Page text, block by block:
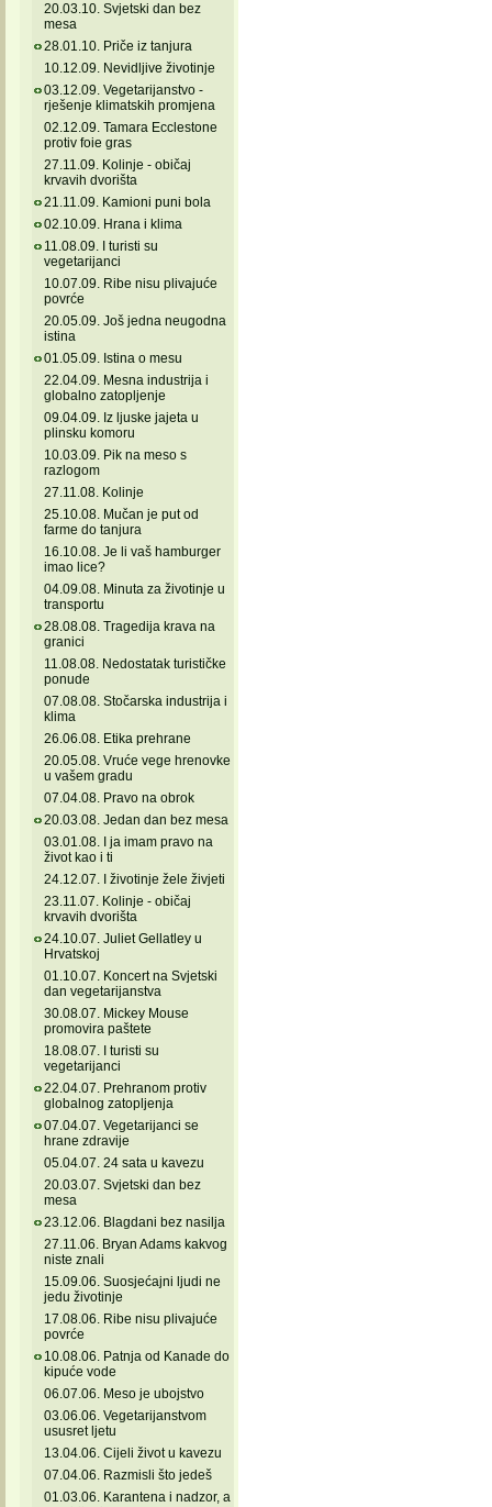
20.03.10. Svjetski dan bez
mesa
28.01.10. Priče iz tanjura
10.12.09. Nevidljive životinje
03.12.09. Vegetarijanstvo -
rješenje klimatskih promjena
02.12.09. Tamara Ecclestone
protiv foie gras
27.11.09. Kolinje - običaj
krvavih dvorišta
21.11.09. Kamioni puni bola
02.10.09. Hrana i klima
11.08.09. I turisti su
vegetarijanci
10.07.09. Ribe nisu plivajuće
povrće
20.05.09. Još jedna neugodna
istina
01.05.09. Istina o mesu
22.04.09. Mesna industrija i
globalno zatopljenje
09.04.09. Iz ljuske jajeta u
plinsku komoru
10.03.09. Pik na meso s
razlogom
27.11.08. Kolinje
25.10.08. Mučan je put od
farme do tanjura
16.10.08. Je li vaš hamburger
imao lice?
04.09.08. Minuta za životinje u
transportu
28.08.08. Tragedija krava na
granici
11.08.08. Nedostatak turističke
ponude
07.08.08. Stočarska industrija i
klima
26.06.08. Etika prehrane
20.05.08. Vruće vege hrenovke
u vašem gradu
07.04.08. Pravo na obrok
20.03.08. Jedan dan bez mesa
03.01.08. I ja imam pravo na
život kao i ti
24.12.07. I životinje žele živjeti
23.11.07. Kolinje - običaj
krvavih dvorišta
24.10.07. Juliet Gellatley u
Hrvatskoj
01.10.07. Koncert na Svjetski
dan vegetarijanstva
30.08.07. Mickey Mouse
promovira paštete
18.08.07. I turisti su
vegetarijanci
22.04.07. Prehranom protiv
globalnog zatopljenja
07.04.07. Vegetarijanci se
hrane zdravije
05.04.07. 24 sata u kavezu
20.03.07. Svjetski dan bez
mesa
23.12.06. Blagdani bez nasilja
27.11.06. Bryan Adams kakvog
niste znali
15.09.06. Suosjećajni ljudi ne
jedu životinje
17.08.06. Ribe nisu plivajuće
povrće
10.08.06. Patnja od Kanade do
kipuće vode
06.07.06. Meso je ubojstvo
03.06.06. Vegetarijanstvom
ususret ljetu
13.04.06. Cijeli život u kavezu
07.04.06. Razmisli što jedeš
01.03.06. Karantena i nadzor, a